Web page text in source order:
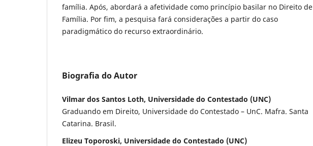
família. Após, abordará a afetividade como princípio basilar no Direito de
Família. Por fim, a pesquisa fará considerações a partir do caso
paradigmático do recurso extraordinário.
Biografia do Autor
Vilmar dos Santos Loth, Universidade do Contestado (UNC)
Graduando em Direito, Universidade do Contestado – UnC. Mafra. Santa
Catarina. Brasil.
Elizeu Toporoski, Universidade do Contestado (UNC)